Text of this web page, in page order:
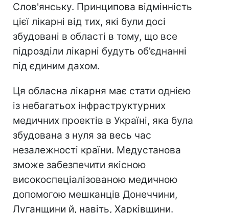
Слов'янську. Принципова відмінність
цієї лікарні від тих, які були досі
збудовані в області в тому, що все
підрозділи лікарні будуть об’єднанні
під єдиним дахом.
Ця обласна лікарня має стати однією
із небагатьох інфраструктурних
медичних проектів в Україні, яка була
збудована з нуля за весь час
незалежності країни. Медустанова
зможе забезпечити якісною
високоспеціалізованою медичною
допомогою мешканців Донеччини,
Луганщини й, навіть, Харківщини.